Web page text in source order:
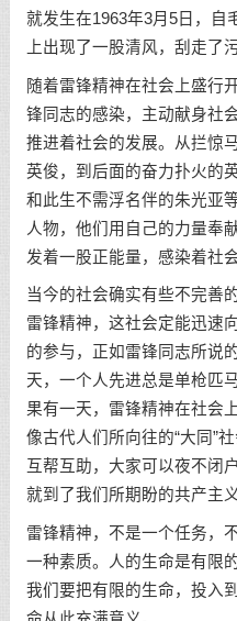
就发生在1963年3月5日，自
上出现了一股清风，刮走了
随着雷锋精神在社会上盛行
锋同志的感染，主动献身社
推进着社会的发展。从拦惊
英俊，到后面的奋力扑火的
和此生不需浮名伴的朱光亚
人物，他们用自己的力量奉
发着一股正能量，感染着社会
当今的社会确实有些不完善
雷锋精神，这社会定能迅速
的参与，正如雷锋同志所说
天，一个人先进总是单枪匹
果有一天，雷锋精神在社会
像古代人们所向往的“大同”
互帮互助，大家可以夜不闭
就到了我们所期盼的共产主义
雷锋精神，不是一个任务，
一种素质。人的生命是有限
我们要把有限的生命，投入